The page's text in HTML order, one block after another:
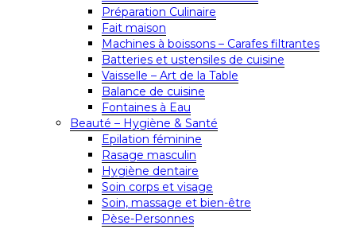
Préparation Culinaire
Fait maison
Machines à boissons – Carafes filtrantes
Batteries et ustensiles de cuisine
Vaisselle – Art de la Table
Balance de cuisine
Fontaines à Eau
Beauté – Hygiène & Santé
Epilation féminine
Rasage masculin
Hygiène dentaire
Soin corps et visage
Soin, massage et bien-être
Pèse-Personnes